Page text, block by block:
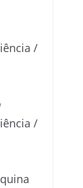
/
/